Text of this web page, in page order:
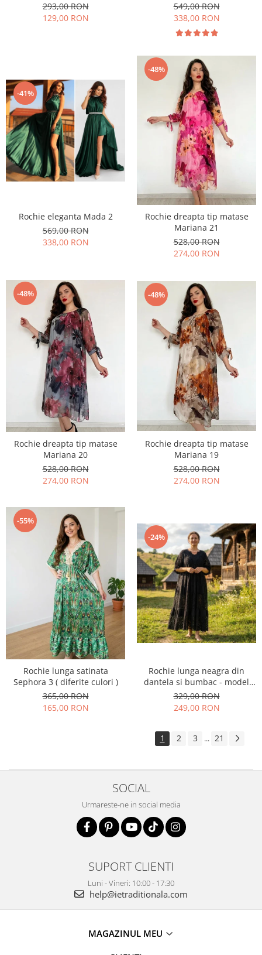
293,00 RON
129,00 RON
549,00 RON
338,00 RON
-41%
Rochie eleganta Mada 2
569,00 RON
338,00 RON
-48%
Rochie dreapta tip matase
Mariana 21
528,00 RON
274,00 RON
-48%
Rochie dreapta tip matase
Mariana 20
528,00 RON
274,00 RON
-48%
Rochie dreapta tip matase
Mariana 19
528,00 RON
274,00 RON
-55%
Rochie lunga satinata
Sephora 3 ( diferite culori )
365,00 RON
165,00 RON
-24%
Rochie lunga neagra din
dantela si bumbac - model
elegant vaporoasa
329,00 RON
249,00 RON
1 2 3 ... 21
SOCIAL
Urmareste-ne in social media
SUPORT CLIENTI
Luni - Vineri: 10:00 - 17:30
help@ietraditionala.com
MAGAZINUL MEU